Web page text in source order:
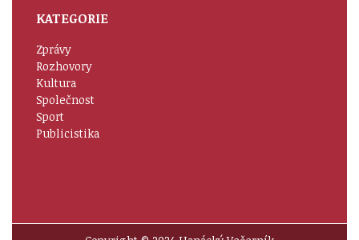
KATEGORIE
Zprávy
Rozhovory
Kultura
Společnost
Sport
Publicistika